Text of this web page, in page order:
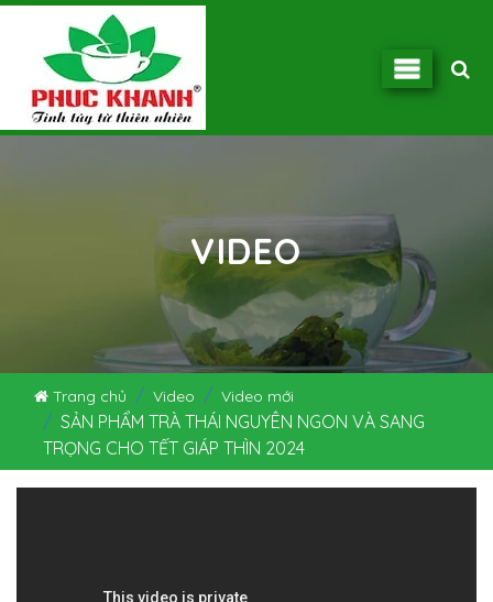
VIDEO
Trang chủ Video Video mới
SẢN PHẨM TRÀ THÁI NGUYÊN NGON VÀ SANG
TRỌNG CHO TẾT GIÁP THÌN 2024